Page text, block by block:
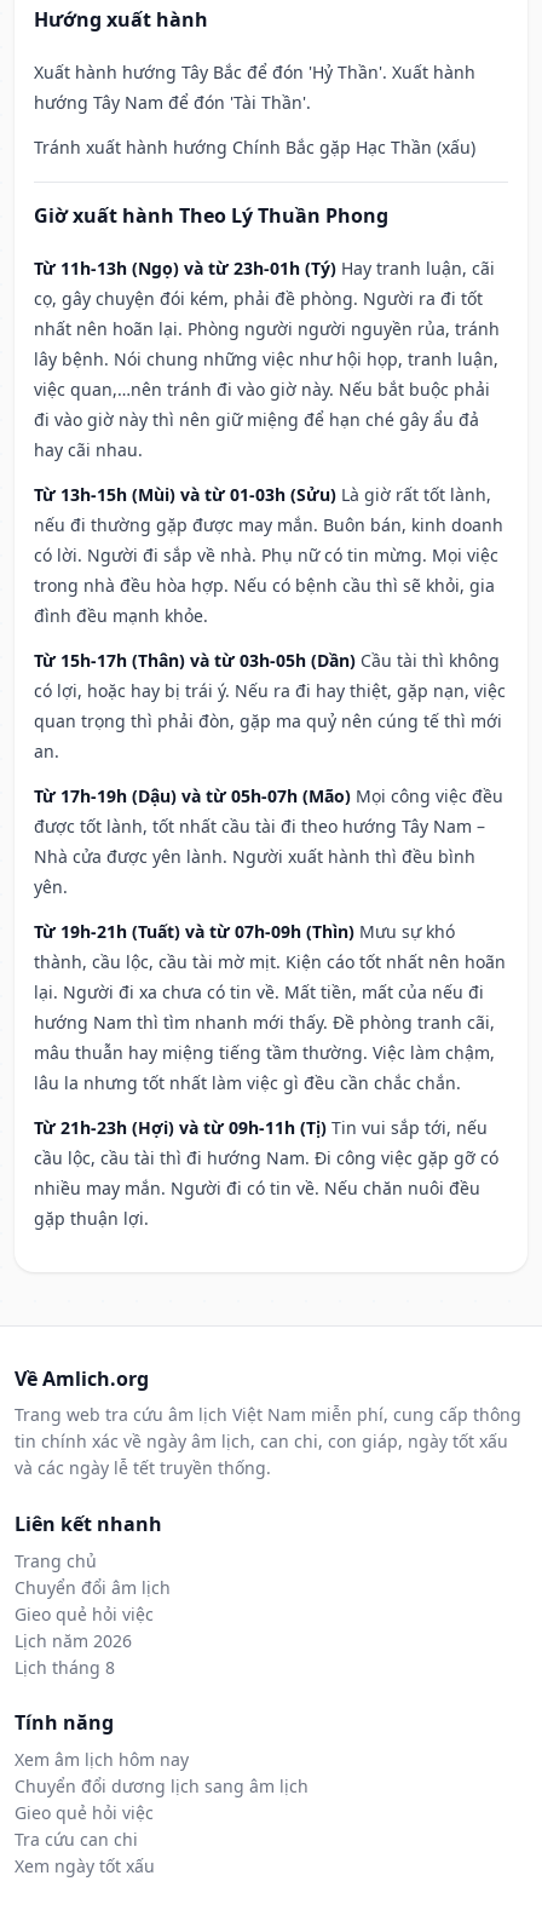
Hướng xuất hành
Xuất hành hướng Tây Bắc để đón 'Hỷ Thần'. Xuất hành
hướng Tây Nam để đón 'Tài Thần'.
Tránh xuất hành hướng Chính Bắc gặp Hạc Thần (xấu)
Giờ xuất hành Theo Lý Thuần Phong
Từ 11h-13h (Ngọ) và từ 23h-01h (Tý) Hay tranh luận, cãi
cọ, gây chuyện đói kém, phải đề phòng. Người ra đi tốt
nhất nên hoãn lại. Phòng người người nguyền rủa, tránh
lây bệnh. Nói chung những việc như hội họp, tranh luận,
việc quan,…nên tránh đi vào giờ này. Nếu bắt buộc phải
đi vào giờ này thì nên giữ miệng để hạn ché gây ẩu đả
hay cãi nhau.
Từ 13h-15h (Mùi) và từ 01-03h (Sửu) Là giờ rất tốt lành,
nếu đi thường gặp được may mắn. Buôn bán, kinh doanh
có lời. Người đi sắp về nhà. Phụ nữ có tin mừng. Mọi việc
trong nhà đều hòa hợp. Nếu có bệnh cầu thì sẽ khỏi, gia
đình đều mạnh khỏe.
Từ 15h-17h (Thân) và từ 03h-05h (Dần) Cầu tài thì không
có lợi, hoặc hay bị trái ý. Nếu ra đi hay thiệt, gặp nạn, việc
quan trọng thì phải đòn, gặp ma quỷ nên cúng tế thì mới
an.
Từ 17h-19h (Dậu) và từ 05h-07h (Mão) Mọi công việc đều
được tốt lành, tốt nhất cầu tài đi theo hướng Tây Nam –
Nhà cửa được yên lành. Người xuất hành thì đều bình
yên.
Từ 19h-21h (Tuất) và từ 07h-09h (Thìn) Mưu sự khó
thành, cầu lộc, cầu tài mờ mịt. Kiện cáo tốt nhất nên hoãn
lại. Người đi xa chưa có tin về. Mất tiền, mất của nếu đi
hướng Nam thì tìm nhanh mới thấy. Đề phòng tranh cãi,
mâu thuẫn hay miệng tiếng tầm thường. Việc làm chậm,
lâu la nhưng tốt nhất làm việc gì đều cần chắc chắn.
Từ 21h-23h (Hợi) và từ 09h-11h (Tị) Tin vui sắp tới, nếu
cầu lộc, cầu tài thì đi hướng Nam. Đi công việc gặp gỡ có
nhiều may mắn. Người đi có tin về. Nếu chăn nuôi đều
gặp thuận lợi.
Về Amlich.org
Trang web tra cứu âm lịch Việt Nam miễn phí, cung cấp thông
tin chính xác về ngày âm lịch, can chi, con giáp, ngày tốt xấu
và các ngày lễ tết truyền thống.
Liên kết nhanh
Trang chủ
Chuyển đổi âm lịch
Gieo quẻ hỏi việc
Lịch năm 2026
Lịch tháng 8
Tính năng
Xem âm lịch hôm nay
Chuyển đổi dương lịch sang âm lịch
Gieo quẻ hỏi việc
Tra cứu can chi
Xem ngày tốt xấu